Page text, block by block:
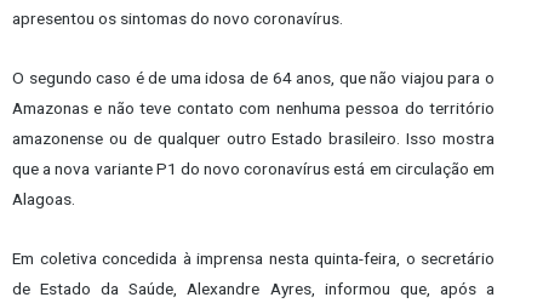
apresentou os sintomas do novo coronavírus.
O segundo caso é de uma idosa de 64 anos, que não viajou para o
Amazonas e não teve contato com nenhuma pessoa do território
amazonense ou de qualquer outro Estado brasileiro. Isso mostra
que a nova variante P1 do novo coronavírus está em circulação em
Alagoas.
Em coletiva concedida à imprensa nesta quinta-feira, o secretário
de Estado da Saúde, Alexandre Ayres, informou que, após a